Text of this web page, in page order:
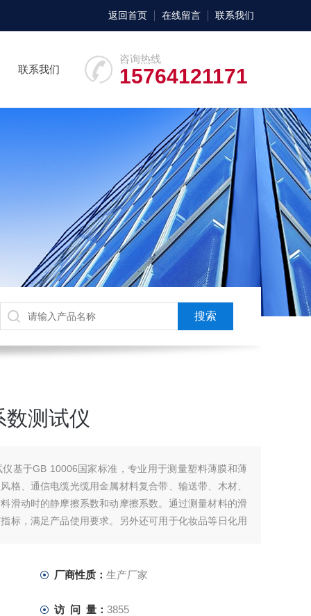
返回首页 在线留言 联系我们
咨询热线
15764121171
联系我们
数测试仪
基于GB 10006国家标准，专业用于测量塑料薄膜和薄
格、通信电缆光缆用金属材料复合带、输送带、木材、
滑动时的静摩擦系数和动摩擦系数。通过测量材料的滑
标，满足产品使用要求。另外还可用于化妆品等日化用
厂商性质： 生产厂家
访 问 量： 3855